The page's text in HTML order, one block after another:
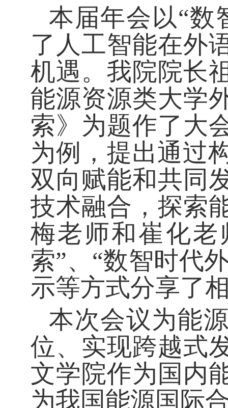
本届年会以“数
了人工智能在外
机遇。我院院长
能源资源类大学
索》为题作了大
为例，提出通过
双向赋能和共同
技术融合，探索
梅老师和崔化
索”、“数智时代
示等方式分享了
本次会议为能
位、实现跨越式
文学院作为国内
为我国能源国际